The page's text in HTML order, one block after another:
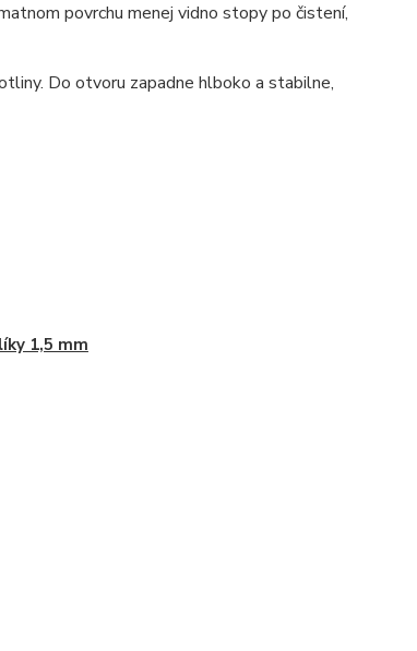
povrchu menej vidno stopy po čistení,
Do otvoru zapadne hlboko a stabilne,
1,5 mm